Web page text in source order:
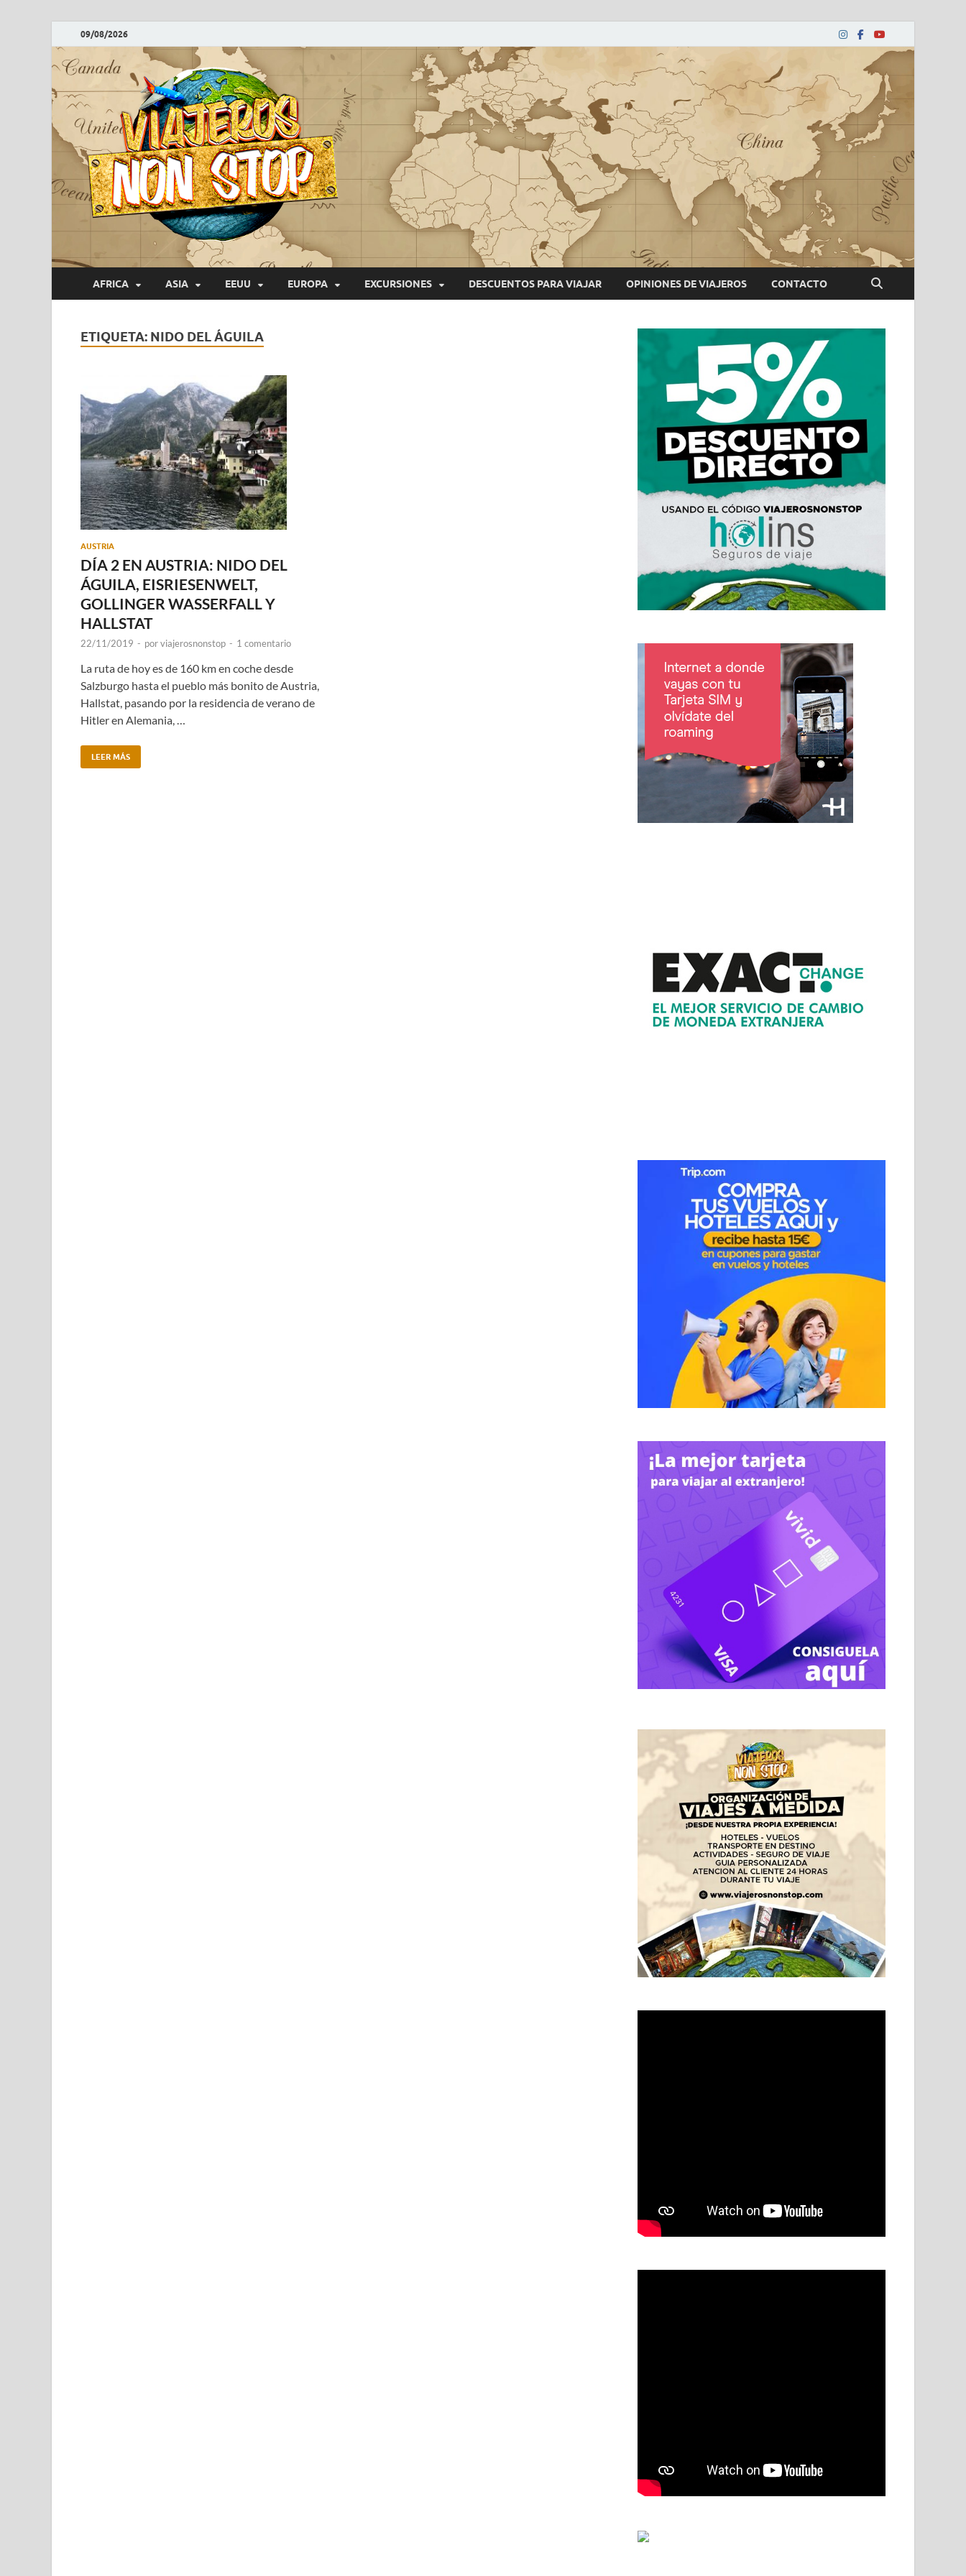
09/08/2026
VIAJEROS NONSTOP
AFRICA ASIA EEUU EUROPA EXCURSIONES DESCUENTOS PARA VIAJAR OPINIONES DE VIAJEROS CONTACTO
ETIQUETA: NIDO DEL ÁGUILA
AUSTRIA
DÍA 2 EN AUSTRIA: NIDO DEL
ÁGUILA, EISRIESENWELT,
GOLLINGER WASSERFALL Y
HALLSTAT
22/11/2019 - porviajerosnonstop - 1 comentario
La ruta de hoy es de 160 km en coche desde
Salzburgo hasta el pueblo más bonito de Austria,
Hallstat, pasando por la residencia de verano de
Hitler en Alemania, …
LEER MÁS